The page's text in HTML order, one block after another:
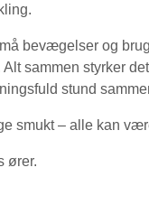
bevægelser og
sammen styrker
stund
smukt – alle kan
ører.